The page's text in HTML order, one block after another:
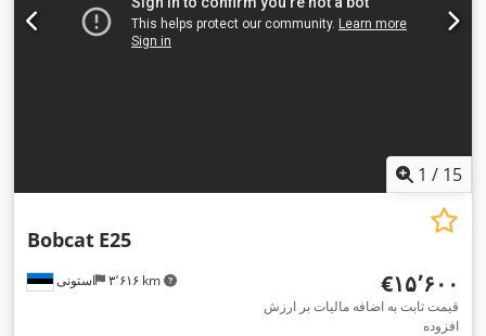
1 / 15
استونی ۳٬۶۱۶ km
Bobcat E25
‎€۱۵٬۶۰۰
قیمت ثابت به اضافه مالیات بر ارزش
افزوده